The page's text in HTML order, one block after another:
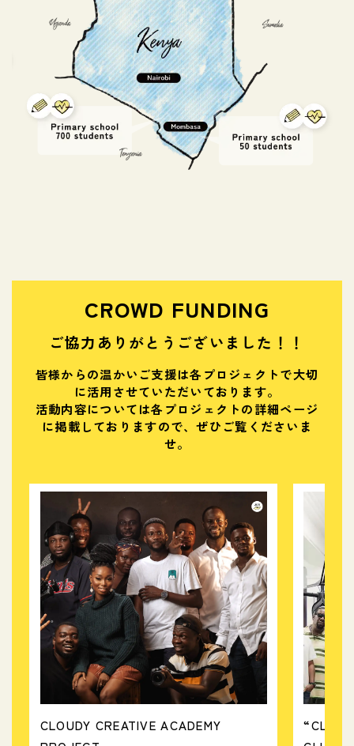
CROWD FUNDING
ご協力ありがとうございました！！
皆様からの温かいご支援は各プロジェクトで大切
に活用させていただいております。
活動内容については各プロジェクトの詳細ページ
に掲載しておりますので、ぜひご覧くださいま
せ。
CLOUDY CREATIVE ACADEMY